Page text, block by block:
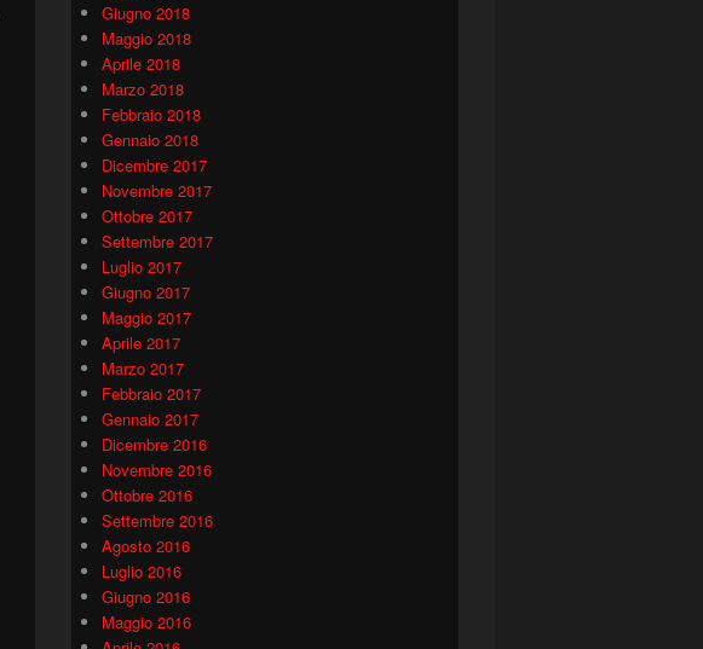
Giugno 2018
Maggio 2018
Aprile 2018
Marzo 2018
Febbraio 2018
Gennaio 2018
Dicembre 2017
Novembre 2017
Ottobre 2017
Settembre 2017
Luglio 2017
Giugno 2017
Maggio 2017
Aprile 2017
Marzo 2017
Febbraio 2017
Gennaio 2017
Dicembre 2016
Novembre 2016
Ottobre 2016
Settembre 2016
Agosto 2016
Luglio 2016
Giugno 2016
Maggio 2016